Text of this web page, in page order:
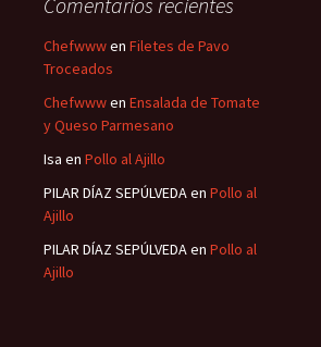
Chefwwwen Filetes de Pavo
Troceados
Chefwwwen Ensalada de Tomate
y Queso Parmesano
Isa en Pollo al Ajillo
PILAR DÍAZ SEPÚLVEDAen Pollo al
Ajillo
PILAR DÍAZ SEPÚLVEDAen Pollo al
Ajillo